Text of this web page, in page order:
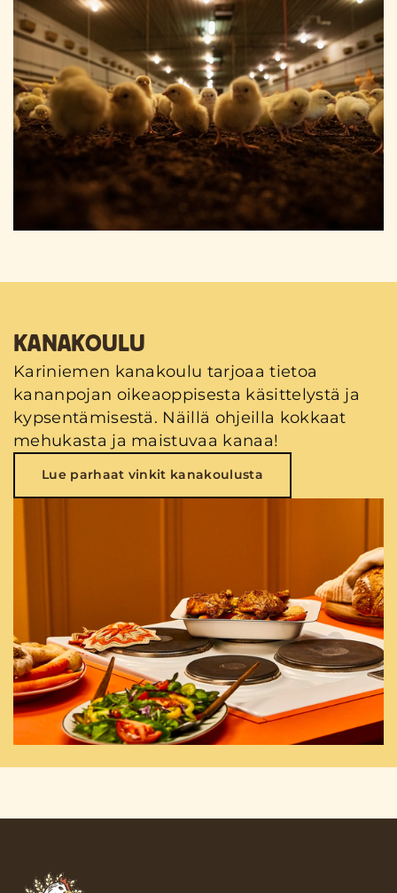
KANAKOULU
Kariniemen kanakoulu tarjoaa tietoa
kananpojan oikeaoppisesta käsittelystä ja
kypsentämisestä. Näillä ohjeilla kokkaat
mehukasta ja maistuvaa kanaa!
Lue parhaat vinkit kanakoulusta